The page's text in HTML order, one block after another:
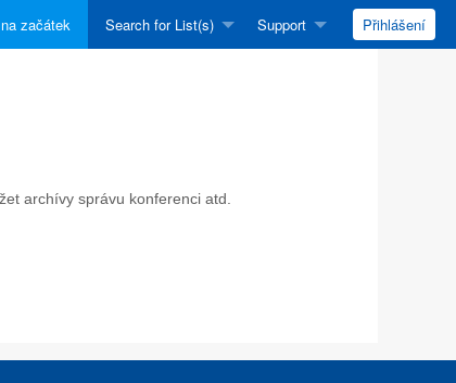
začátek Search for List(s) Support Přihlášení
archívy správu konferenci atd.